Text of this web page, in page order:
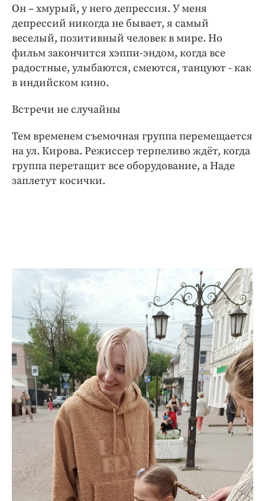
Он – хмурый, у него депрессия. У меня
депрессий никогда не бывает, я самый
веселый, позитивный человек в мире. Но
фильм закончится хэппи-эндом, когда все
радостные, улыбаются, смеются, танцуют - как
в индийском кино.
Встречи не случайны
Тем временем съемочная группа перемещается
на ул. Кирова. Режиссер терпеливо ждёт, когда
группа перетащит все оборудование, а Наде
заплетут косички.